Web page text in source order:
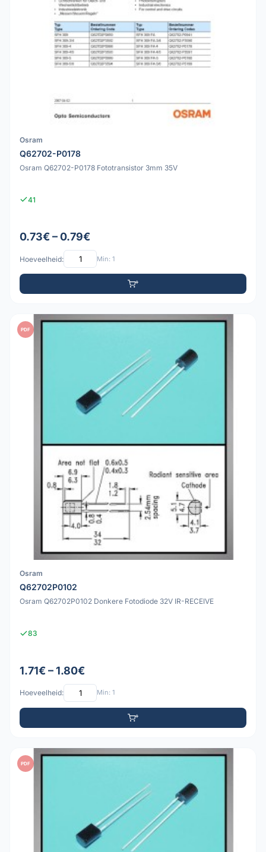
Osram
Q62702-P0178
Osram Q62702-P0178 Fototransistor 3mm 35V
41
0.73€ – 0.79€
Hoeveelheid: Min: 1
PDF
Osram
Q62702P0102
Osram Q62702P0102 Donkere Fotodiode 32V IR-RECEIVE
83
1.71€ – 1.80€
Hoeveelheid: Min: 1
PDF